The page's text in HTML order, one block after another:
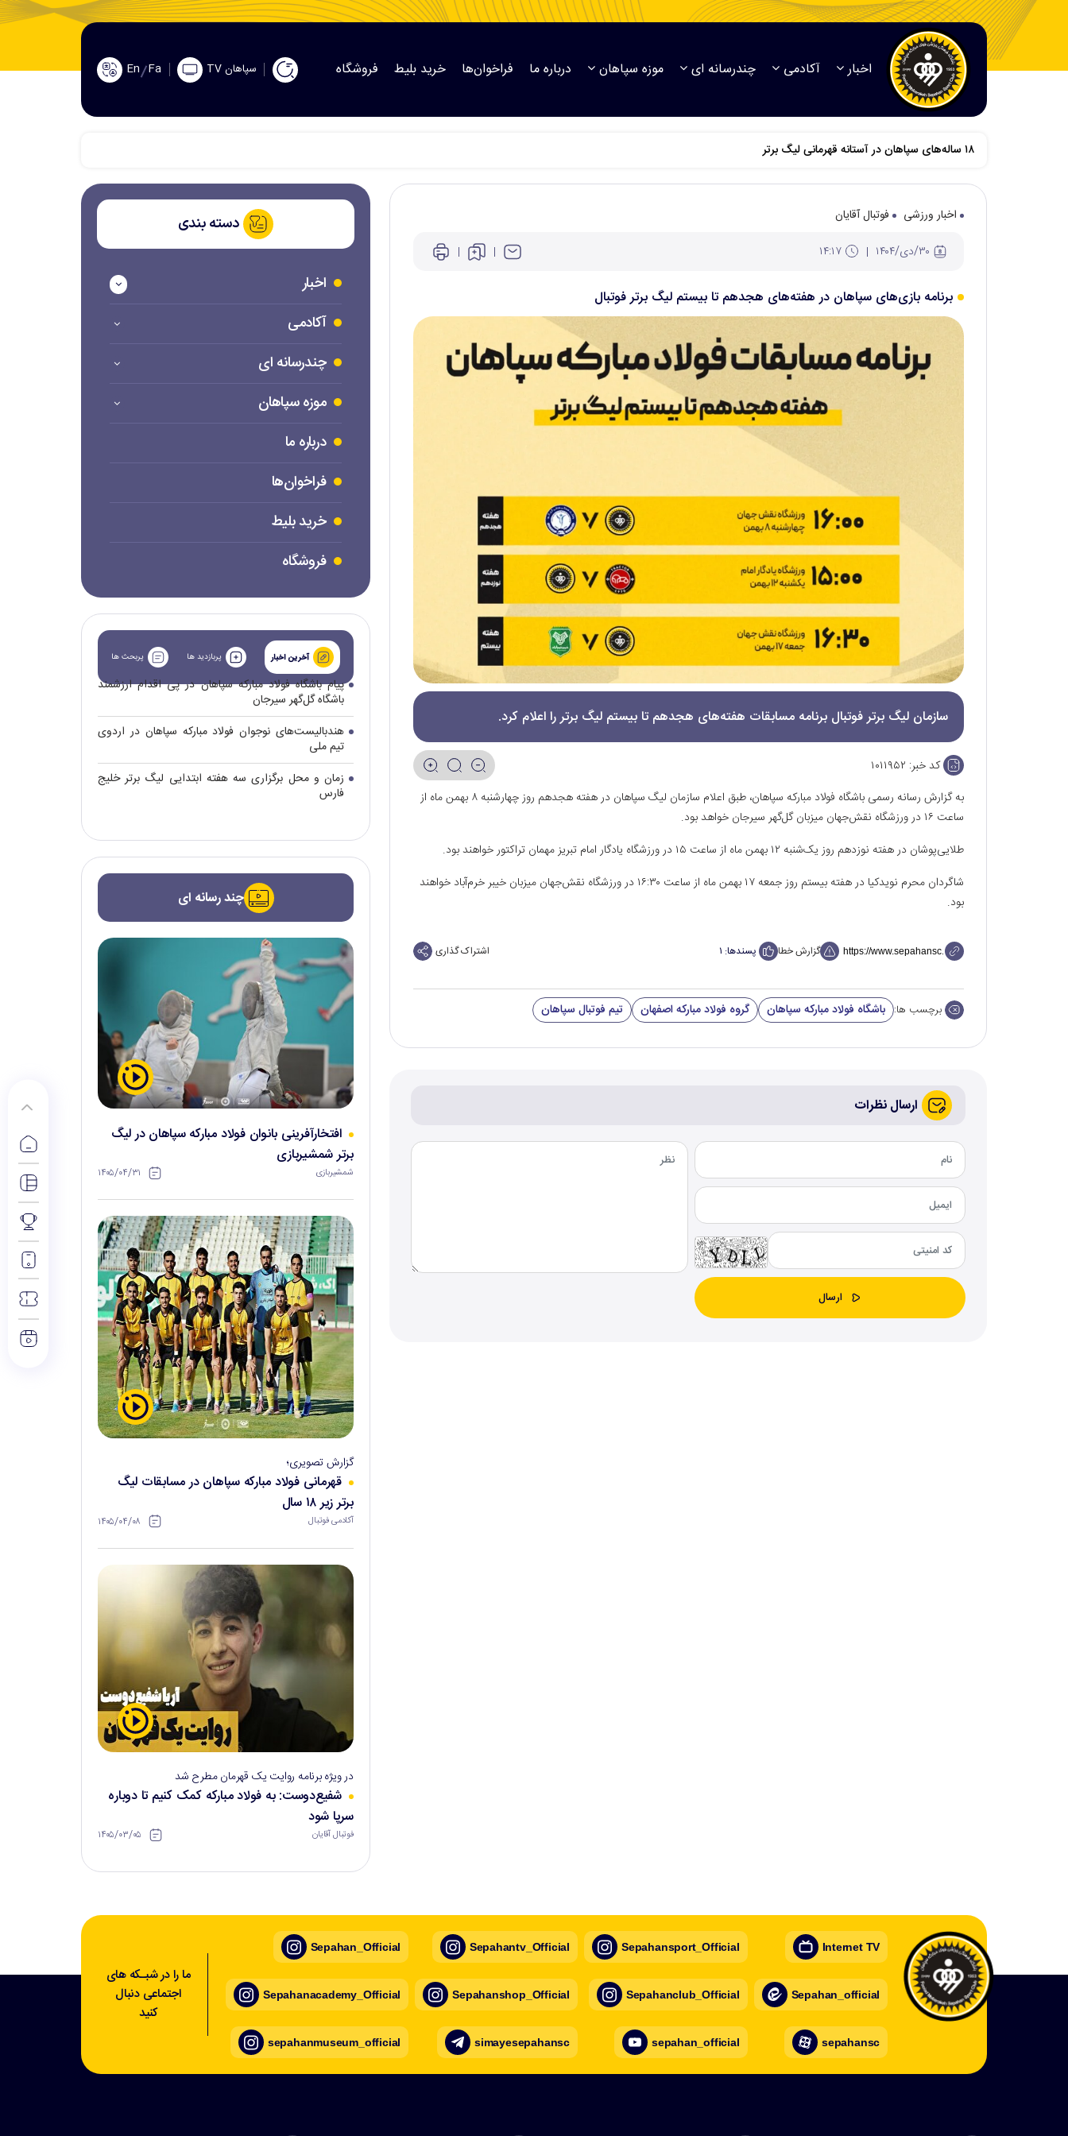
اخبار آکادمی چندرسانه ای موزه سپاهان درباره ما فراخوان‌ها خرید بلیط فروشگاه سپاهان TV Fa
En
اخبار ورزشی
فوتبال آقایان
برنامه بازی‌های سپاهان در هفته‌های هجدهم تا بیستم لیگ برتر فوتبال
سازمان لیگ برتر فوتبال برنامه مسابقات هفته‌های هجدهم تا بیستم لیگ برتر را اعلام کرد.
کد خبر: ۱۰۱۱۹۵۲
به گزارش رسانه رسمی باشگاه فولاد مبارکه سپاهان، طبق اعلام سازمان لیگ سپاهان در هفته هجدهم روز چهارشنبه ۸ بهمن ماه از
ساعت ۱۶ در ورزشگاه نقش‌جهان میزبان گل‌گهر سیرجان خواهد بود.
طلایی‌پوشان در هفته نوزدهم روز یک‌شنبه ۱۲ بهمن ماه از ساعت ۱۵ در ورزشگاه یادگار امام تبریز مهمان تراکتور خواهند بود.
شاگردان محرم نویدکیا در هفته بیستم روز جمعه ۱۷ بهمن ماه از ساعت ۱۶:۳۰ در ورزشگاه نقش‌جهان میزبان خیبر خرم‌آباد خواهند
بود.
گزارش خطا پسندها: ۱ اشتراک گذاری
برچسب ها: باشگاه فولاد مبارکه سپاهان گروه فولاد مبارکه اصفهان تیم فوتبال سپاهان
ارسال نظرات
دسته بندی
اخبار
آکادمی
چندرسانه ای
موزه سپاهان
درباره ما
فراخوان‌ها
خرید بلیط
فروشگاه
آخرین اخبار پربازدید ها پربحث ها
پیام باشگاه فولاد مبارکه سپاهان در پی اقدام ارزشمند
باشگاه گل‌گهر سیرجان
هندبالیست‌های نوجوان فولاد مبارکه سپاهان در اردوی
تیم ملی
زمان و محل برگزاری سه هفته ابتدایی لیگ برتر خلیج
فارس
چند رسانه ای
افتخارآفرینی بانوان فولاد مبارکه سپاهان در لیگ
برتر شمشیربازی
شمشیربازی ۱۴۰۵/۰۴/۳۱
گزارش تصویری؛
قهرمانی فولاد مبارکه سپاهان در مسابقات لیگ
برتر زیر ۱۸ سال
آکادمی فوتبال ۱۴۰۵/۰۴/۰۸
در ویژه برنامه روایت یک قهرمان مطرح شد
شفیع‌دوست: به فولاد مبارکه کمک کنیم تا دوباره
سرپا شود
فوتبال آقایان ۱۴۰۵/۰۳/۰۵
ما را در شبـکه های
اجتماعی دنبال
کنید
Sepahan_Official
Sepahanacademy_Official
sepahanmuseum_official
Sepahantv_Official
Sepahanshop_Official
simayesepahansc
Sepahansport_Official
Sepahanclub_Official
sepahan_official
Internet TV
Sepahan_official
sepahansc